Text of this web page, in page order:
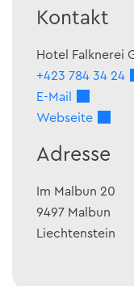
Kontakt
Hotel Falknerei
+423 784 34 24
E-Mail
Webseite
Adresse
Im Malbun 20
9497 Malbun
Liechtenstein